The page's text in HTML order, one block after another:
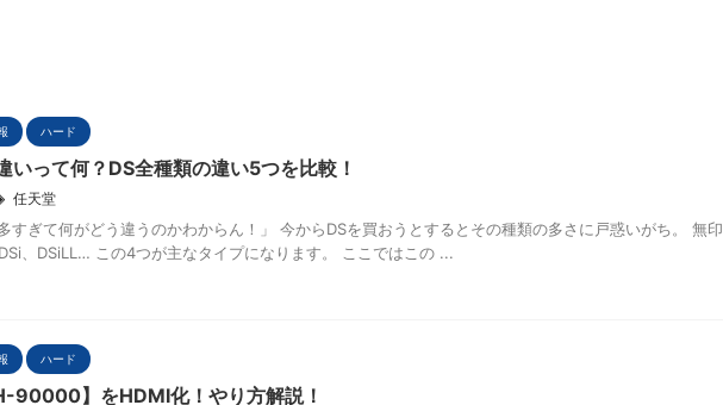
ハード
いって何？DS全種類の違い5つを比較！
任天堂
すぎて何がどう違うのかわからん！」 今からDSを買おうとするとその種類の多さに戸惑いがち。 無印
、DSiLL… この4つが主なタイプになります。 ここではこの ...
ハード
90000】をHDMI化！やり方解説！